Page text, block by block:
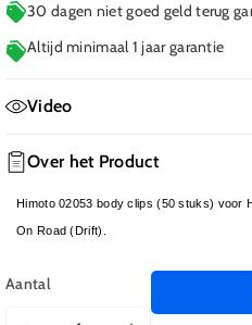
30 dagen niet goed geld terug
Altijd minimaal 1 jaar garantie
Video
Geen film beschikbaar
Over het Product
Himoto 02053 body clips (50 stuks) voor
On Road (Drift).
Aantal